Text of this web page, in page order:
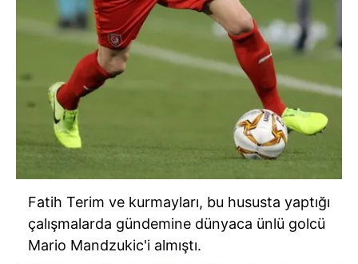
Fatih Terim ve kurmayları, bu hususta yaptığı
çalışmalarda gündemine dünyaca ünlü golcü
Mario Mandzukic'i almıştı.